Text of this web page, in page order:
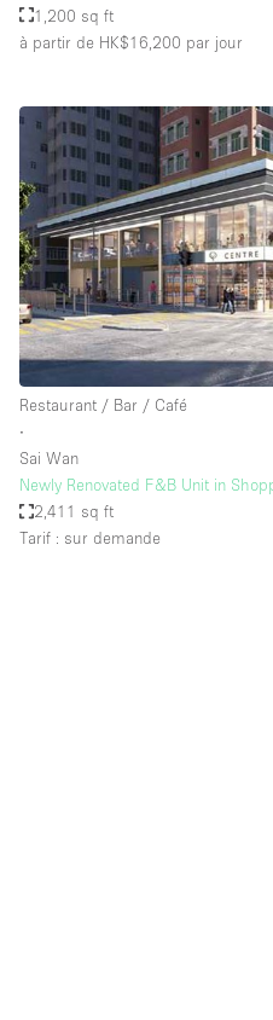
1,200 sq ft
à partir de HK$16,200 par jour
Restaurant / Bar / Café
∙
Sai Wan
Newly Renovated F&B Unit in
2,411 sq ft
Tarif : sur demande